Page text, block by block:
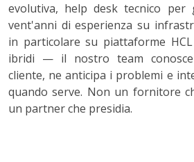
evolutiva, help desk tecnico
vent'anni di esperienza su
in particolare su piattaforme
ibridi — il nostro team
cliente, ne anticipa i problemi e
quando serve. Non un fornitore
un partner che presidia.